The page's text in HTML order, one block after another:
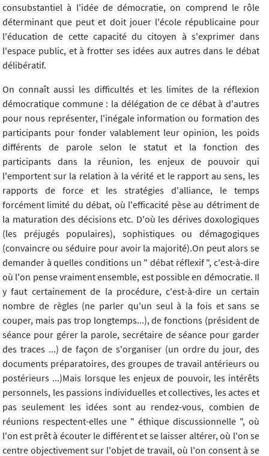
consubstantiel à l'idée de démocratie, on comprend le rôle
déterminant que peut et doit jouer l'école républicaine pour
l'éducation de cette capacité du citoyen à s'exprimer dans
l'espace public, et à frotter ses idées aux autres dans le débat
délibératif.
On connaît aussi les difficultés et les limites de la réflexion
démocratique commune : la délégation de ce débat à d'autres
pour nous représenter, l'inégale information ou formation des
participants pour fonder valablement leur opinion, les poids
différents de parole selon le statut et la fonction des
participants dans la réunion, les enjeux de pouvoir qui
l'emportent sur la relation à la vérité et le rapport au sens, les
rapports de force et les stratégies d'alliance, le temps
forcément limité du débat, où l'efficacité pèse au détriment de
la maturation des décisions etc. D'où les dérives doxologiques
(les préjugés populaires), sophistiques ou démagogiques
(convaincre ou séduire pour avoir la majorité).On peut alors se
demander à quelles conditions un " débat réflexif ", c'est-à-dire
où l'on pense vraiment ensemble, est possible en démocratie. Il
y faut certainement de la procédure, c'est-à-dire un certain
nombre de règles (ne parler qu'un seul à la fois et sans se
couper, mais pas trop longtemps...), de fonctions (président de
séance pour gérer la parole, secrétaire de séance pour garder
des traces ...) de façon de s'organiser (un ordre du jour, des
documents préparatoires, des groupes de travail antérieurs ou
postérieurs ...)Mais lorsque les enjeux de pouvoir, les intérêts
personnels, les passions individuelles et collectives, les actes et
pas seulement les idées sont au rendez-vous, combien de
réunions respectent-elles une " éthique discussionnelle ", où
l'on est prêt à écouter le différent et se laisser altérer, où l'on se
centre objectivement sur l'objet de travail, où l'on consent à se